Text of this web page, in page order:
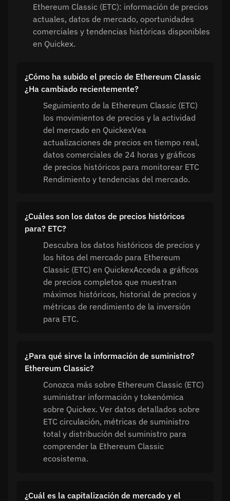
Ethereum Classic (ETC): información de precios
actuales, datos de mercado, oportunidades
comerciales y tendencias históricas disponibles
en Quickex.
¿Cómo ha subido el precio de Ethereum Classic
¿Ha cambiado recientemente?
Seguimiento de la Ethereum Classic (ETC)
los movimientos de precios y la actividad
del mercado en QuickexVea
actualizaciones de precios en tiempo real,
datos comerciales de 24 horas y gráficos
de precios históricos para monitorear ETC
Rendimiento y tendencias del mercado.
¿Cuáles son los datos de precios históricos
para? ETC?
Descubra los datos históricos de precios y
los hitos del mercado para Ethereum
Classic (ETC) en QuickexAcceda a gráficos
de precios completos que muestran
máximos históricos, historial de precios y
métricas de rendimiento de la inversión
para ETC.
¿Para qué sirve la información de suministro?
Ethereum Classic?
Conozca más sobre Ethereum Classic (ETC)
suministrar información y tokenómica
sobre Quickex. Ver datos detallados sobre
ETC circulación, métricas de suministro
total y distribución del suministro para
comprender la Ethereum Classic
ecosistema.
¿Cuál es la capitalización de mercado y el